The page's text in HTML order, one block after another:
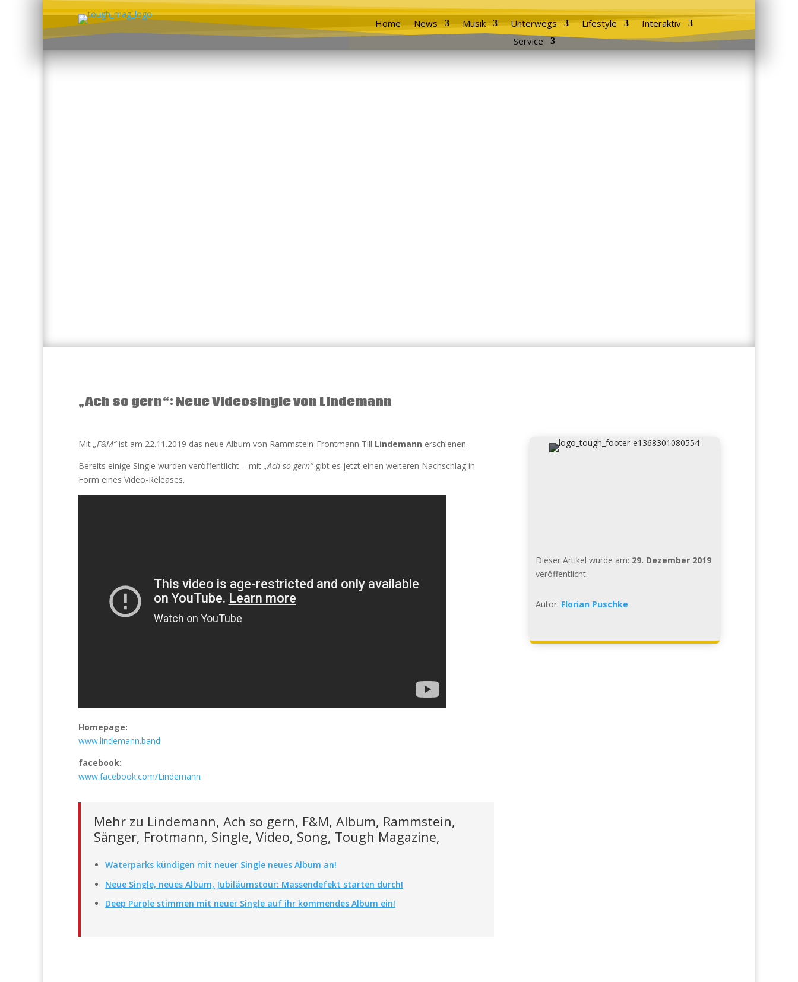
Home News Musik Unterwegs Lifestyle
Interaktiv
Service
„Ach so gern“: Neue Videosingle von Lindemann
Mit „F&M“ist am 22.11.2019 das neue Album von Rammstein-Frontmann Till Lindemann erschienen.
Bereits einige Single wurden veröffentlicht – mit „Ach so gern“gibt es jetzt einen weiteren Nachschlag in
Form eines Video-Releases.
Homepage:
www.lindemann.band
facebook:
www.facebook.com/Lindemann
Mehr zu Lindemann, Ach so gern, F&M, Album, Rammstein,
Sänger, Frotmann, Single, Video, Song, Tough Magazine,
Waterparks kündigen mit neuer Single neues Album an!
Neue Single, neues Album, Jubiläumstour: Massendefekt starten durch!
Deep Purple stimmen mit neuer Single auf ihr kommendes Album ein!
Dieser Artikel wurde am: 29. Dezember 2019
veröffentlicht.
Autor: Florian Puschke